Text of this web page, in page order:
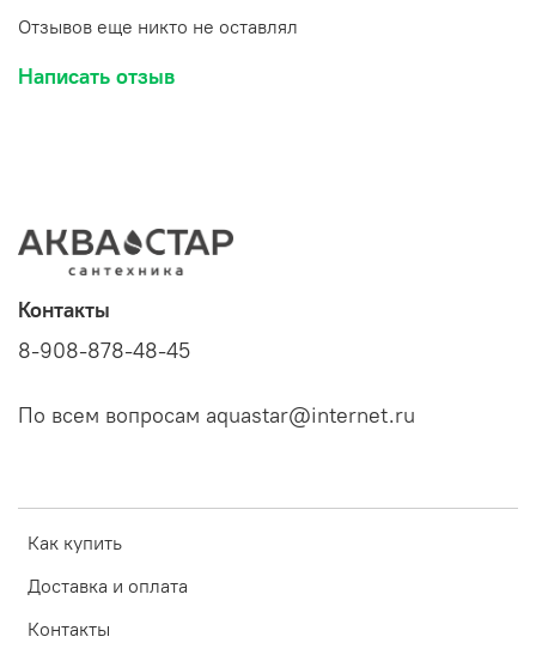
Отзывов еще никто не оставлял
Написать отзыв
Как купить
Доставка и оплата
Контакты
Контакты
8-908-878-48-45
По всем вопросам aquastar@internet.ru